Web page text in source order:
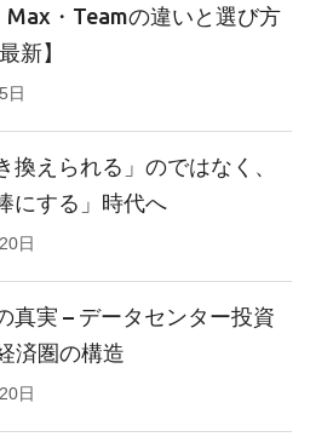
Max・Teamの違いと選び方
新】
日
換えられる」のではなく、
にする」時代へ
日
真実 – データセンター投資
済圏の構造
日